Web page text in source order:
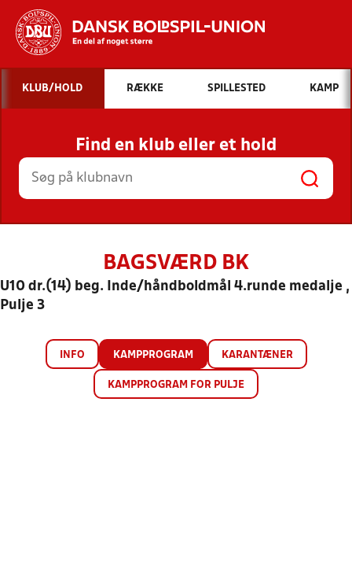
Hvad vil du søge efter?
INDHOLD OG NYHEDER
STILLINGER, RESULTATER, KLUBBER OG
HOLD
KLUB/HOLD RÆKKE SPILLESTED KAMP
Find en klub eller et hold
BAGSVÆRD BK
U10 dr.(14) beg. Inde/håndboldmål 4.runde medalje ,
Pulje 3
INFO KAMPPROGRAM KARANTÆNER
KAMPPROGRAM FOR PULJE